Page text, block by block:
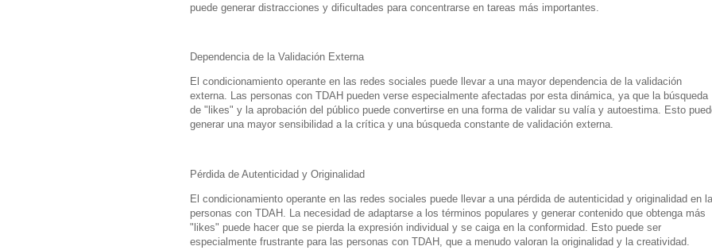
puede generar distracciones y dificultades para concentrarse en tareas más importantes.
Dependencia de la Validación Externa
El condicionamiento operante en las redes sociales puede llevar a una mayor dependencia de la validación
externa. Las personas con TDAH pueden verse especialmente afectadas por esta dinámica, ya que la búsqueda
de "likes" y la aprobación del público puede convertirse en una forma de validar su valía y autoestima. Esto
generar una mayor sensibilidad a la crítica y una búsqueda constante de validación externa.
Pérdida de Autenticidad y Originalidad
El condicionamiento operante en las redes sociales puede llevar a una pérdida de autenticidad y originalidad en
personas con TDAH. La necesidad de adaptarse a los términos populares y generar contenido que obtenga más
"likes" puede hacer que se pierda la expresión individual y se caiga en la conformidad. Esto puede ser
especialmente frustrante para las personas con TDAH, que a menudo valoran la originalidad y la creatividad.